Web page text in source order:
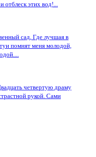
отблеск этих вод!...
сад, Где лучшая в
помнят меня молодой,
четвертую драму
рукой. Сами